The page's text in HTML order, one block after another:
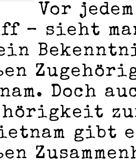
Vor
– sieht
Doch
gibt